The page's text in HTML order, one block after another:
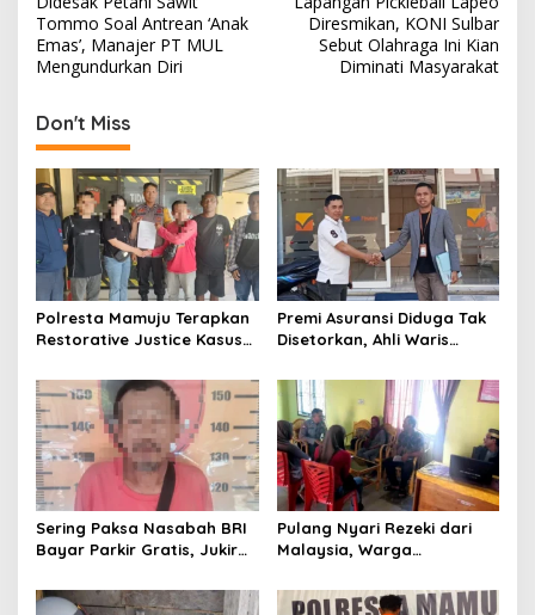
o
s
t
n
a
v
i
g
a
t
i
o
n
Tommo Soal Antrean ‘Anak
Emas’, Manajer PT MUL
Mengundurkan Diri
Diresmikan, KONI Sulbar
Sebut Olahraga Ini Kian
Diminati Masyarakat
Don't Miss
Polresta Mamuju Terapkan
Restorative Justice Kasus
Emmy Saelan
Premi Asuransi Diduga Tak
Disetorkan, Ahli Waris
Sinar Sepadan Finance ke
PN Mamuju
Sering Paksa Nasabah BRI
Bayar Parkir Gratis, Jukir
Pulang Nyari Rezeki dari
Malaysia, Warga
Rumahnya Sudah